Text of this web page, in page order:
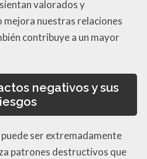
valorados y
mejora nuestras relaciones
contribuye a un mayor
negativos y sus
ser extremadamente
patrones destructivos que